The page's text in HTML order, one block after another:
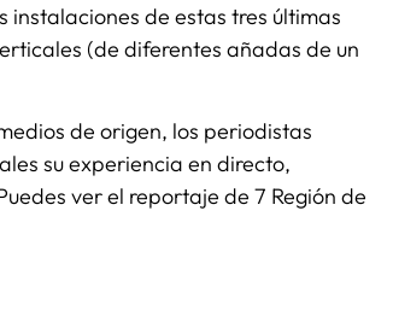
instalaciones de estas tres últimas
(de diferentes añadas de un
de origen, los periodistas
su experiencia en directo,
ver el reportaje de 7 Región de